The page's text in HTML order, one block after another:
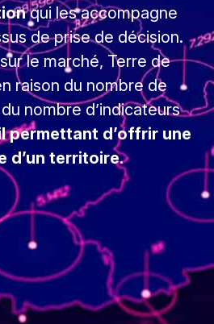
qui les accompagne
de prise de décision.
le marché, Terre de
raison du nombre de
nombre d’indicateurs
permettant d’offrir une
d’un territoire.